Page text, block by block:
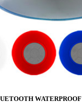
WATERPROOF